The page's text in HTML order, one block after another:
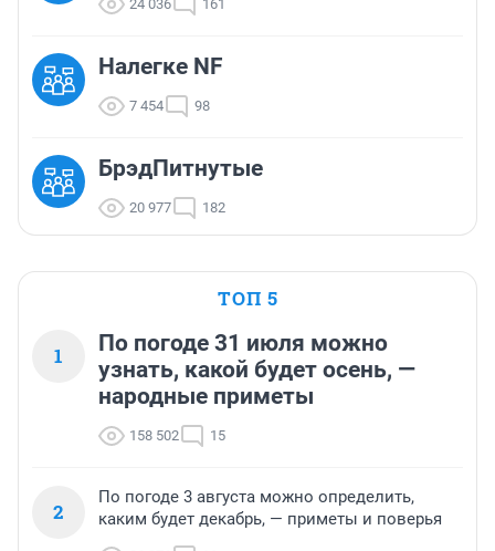
24 036 161
Налегке NF
7 454 98
БрэдПитнутые
20 977 182
ТОП 5
1
По погоде 31 июля можно
узнать, какой будет осень, —
народные приметы
158 502 15
2
По погоде 3 августа можно определить,
каким будет декабрь, — приметы и поверья